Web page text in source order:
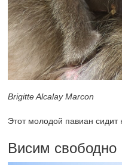
Brigitte Alcalay Marcon
Этот молодой павиан сидит
Висим свободно